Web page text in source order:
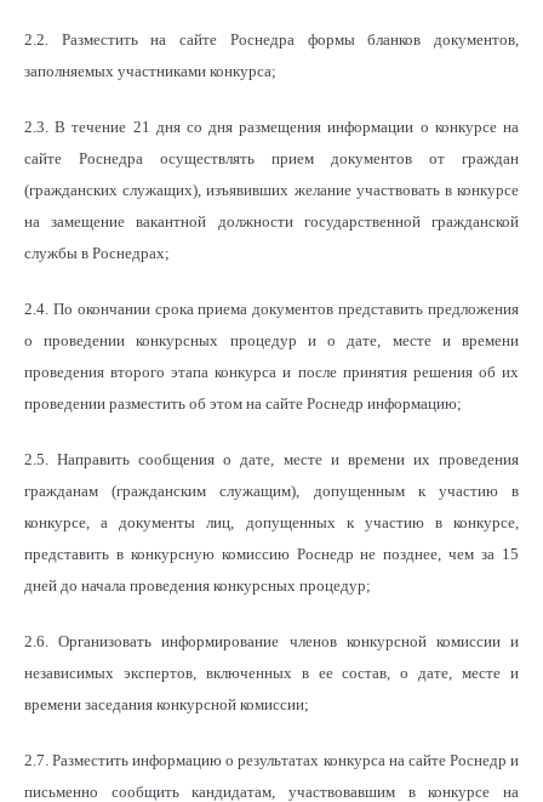
2.2. Разместить на сайте Роснедра формы бланков документов,
заполняемых участниками конкурса;
2.3. В течение 21 дня со дня размещения информации о конкурсе на
сайте Роснедра осуществлять прием документов от граждан
(гражданских служащих), изъявивших желание участвовать в конкурсе
на замещение вакантной должности государственной гражданской
службы в Роснедрах;
2.4. По окончании срока приема документов представить предложения
о проведении конкурсных процедур и о дате, месте и времени
проведения второго этапа конкурса и после принятия решения об их
проведении разместить об этом на сайте Роснедр информацию;
2.5. Направить сообщения о дате, месте и времени их проведения
гражданам (гражданским служащим), допущенным к участию в
конкурсе, а документы лиц, допущенных к участию в конкурсе,
представить в конкурсную комиссию Роснедр не позднее, чем за 15
дней до начала проведения конкурсных процедур;
2.6. Организовать информирование членов конкурсной комиссии и
независимых экспертов, включенных в ее состав, о дате, месте и
времени заседания конкурсной комиссии;
2.7. Разместить информацию о результатах конкурса на сайте Роснедр и
письменно сообщить кандидатам, участвовавшим в конкурсе на